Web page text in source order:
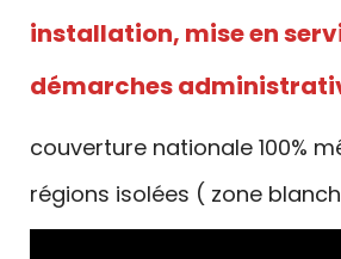
installation, mise en
démarches
couverture nationale 100%
régions isolées ( zone